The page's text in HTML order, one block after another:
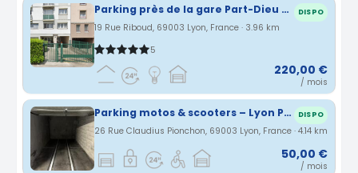
Parking près de la gare Part-Dieu Lyon DISPO
19 Rue Riboud, 69003 Lyon, France · 3.96 km
5
220,00 €
/ mois
Parking motos & scooters – Lyon Part-Dieu Villette DISPO
26 Rue Claudius Pionchon, 69003 Lyon, France · 4.14 km
50,00 €
/ mois